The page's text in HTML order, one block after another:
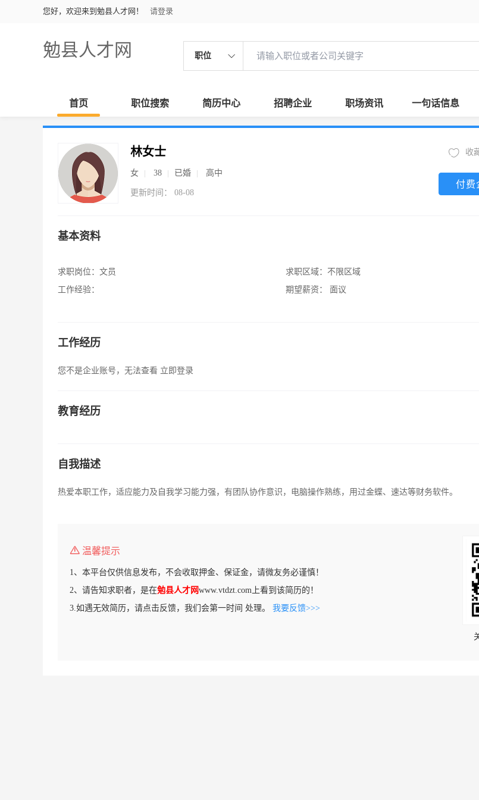
您好，欢迎来到勉县人才网！ 请登录
勉县人才网 职位
首页 职位搜索 简历中心 招聘企业 职场资讯 一句话信息
林女士
女 38 已婚 高中
更新时间： 08-08
收
付费
基本资料
求职岗位： 文员
工作经验：
求职区域： 不限区域
期望薪资：
面议
工作经历
您不是企业账号，无法查看 立即登录
教育经历
自我描述
热爱本职工作，适应能力及自我学习能力强，有团队协作意识，电脑操作熟练，用过金蝶、速达等财务软件。
温馨提示
1、本平台仅供信息发布，不会收取押金、保证金，请微友务必谨慎！
2、请告知求职者，是在勉县人才网www.vtdzt.com上看到该简历的！
3.如遇无效简历，请点击反馈，我们会第一时间 处理。 我要反馈>>>